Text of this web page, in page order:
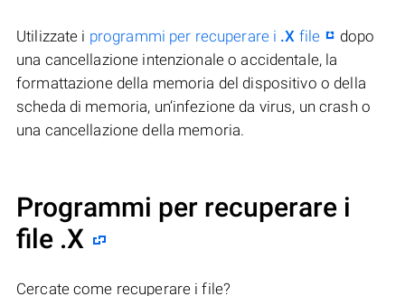
Utilizzate i programmi per recuperare i .X file
dopo
una cancellazione intenzionale o accidentale, la
formattazione della memoria del dispositivo o della
scheda di memoria, un’infezione da virus, un crash o
una cancellazione della memoria.
Programmi per recuperare i
file .X
Cercate come recuperare i file?